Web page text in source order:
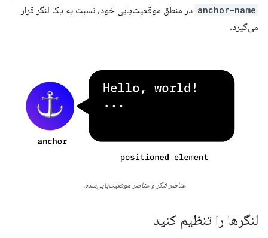
anchor-name در منطق موقعیت‌یابی خود، نسبت به یک لنگر قرار
می‌گیرد.
عناصر لنگر و عناصر موقعیت‌یابی‌شده.
لنگرها را تنظیم کنید